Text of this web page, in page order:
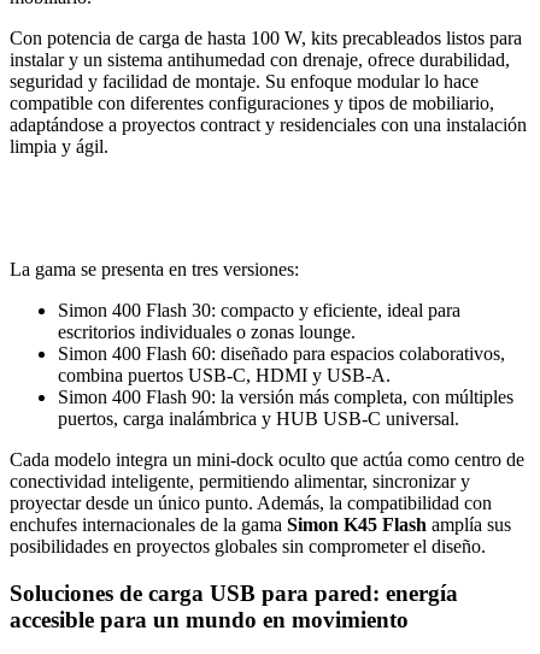
Con potencia de carga de hasta 100 W, kits precableados listos para
instalar y un sistema antihumedad con drenaje, ofrece durabilidad,
seguridad y facilidad de montaje. Su enfoque modular lo hace
compatible con diferentes configuraciones y tipos de mobiliario,
adaptándose a proyectos contract y residenciales con una instalación
limpia y ágil.
La gama se presenta en tres versiones:
Simon 400 Flash 30: compacto y eficiente, ideal para
escritorios individuales o zonas lounge.
Simon 400 Flash 60: diseñado para espacios colaborativos,
combina puertos USB-C, HDMI y USB-A.
Simon 400 Flash 90: la versión más completa, con múltiples
puertos, carga inalámbrica y HUB USB-C universal.
Cada modelo integra un mini-dock oculto que actúa como centro de
conectividad inteligente, permitiendo alimentar, sincronizar y
proyectar desde un único punto. Además, la compatibilidad con
enchufes internacionales de la gama Simon K45 Flash amplía sus
posibilidades en proyectos globales sin comprometer el diseño.
Soluciones de carga USB para pared: energía
accesible para un mundo en movimiento